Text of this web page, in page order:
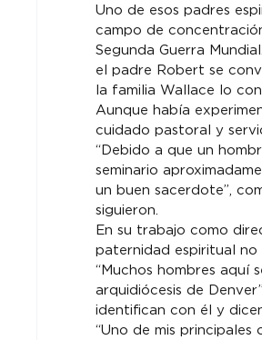
Uno de esos padres
campo de
Segunda Guerra
el padre Robert se
la familia Wallace lo
Aunque había
cuidado pastoral y
“Debido a que un
seminario
un buen sacerdote”,
siguieron.
En su trabajo como
paternidad espiritual no
“Muchos hombres aquí
arquidiócesis de
identifican con él y
“Uno de mis